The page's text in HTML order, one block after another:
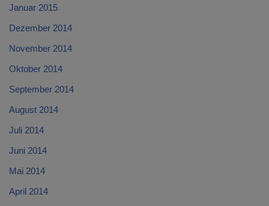
Januar 2015
Dezember 2014
November 2014
Oktober 2014
September 2014
August 2014
Juli 2014
Juni 2014
Mai 2014
April 2014